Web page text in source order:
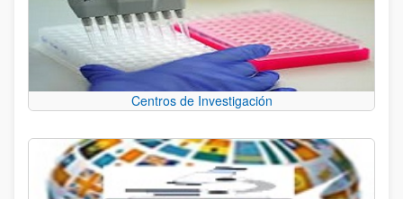
Centros de Investigación